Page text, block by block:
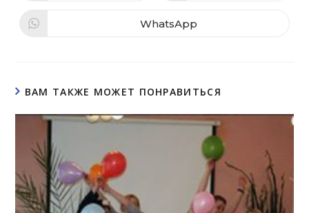
WhatsApp
ВАМ ТАКЖЕ МОЖЕТ ПОНРАВИТЬСЯ